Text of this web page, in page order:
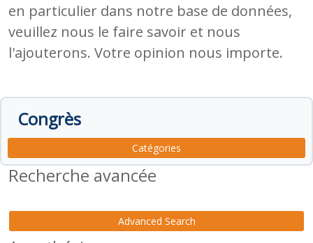
en particulier dans notre base de données,
veuillez nous le faire savoir et nous
l'ajouterons. Votre opinion nous importe.
Congrès
Catégories
Recherche avancée
Advanced Search